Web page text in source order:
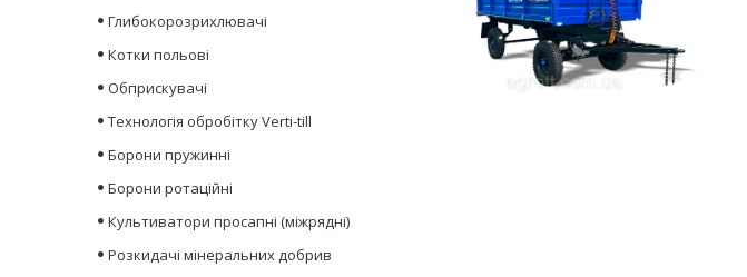
Глибокорозрихлювачі
Котки польові
Обприскувачі
Технологія обробітку Verti-till
Борони пружинні
Борони ротаційні
Культиватори просапні (міжрядні)
Розкидачі мінеральних добрив